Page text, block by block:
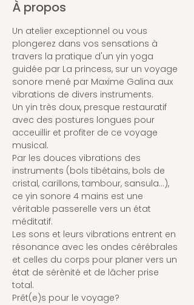
À propos
Un atelier exceptionnel ou vous
plongerez dans vos sensations à
travers la pratique d'un yin yoga
guidée par La princess, sur un voyage
sonore mené par Maxime Galina aux
vibrations de divers instruments.
Un yin très doux, presque restauratif
avec des postures longues pour
acceuillir et profiter de ce voyage
musical.
Par les douces vibrations des
instruments (bols tibétains, bols de
cristal, carillons, tambour, sansula...),
ce yin sonore 4 mains est une
véritable passerelle vers un état
méditatif.
Les sons et leurs vibrations entrent en
résonance avec les ondes cérébrales
et celles du corps pour planer vers un
état de sérènité et de lâcher prise
total.
Prêt(e)s pour le voyage?